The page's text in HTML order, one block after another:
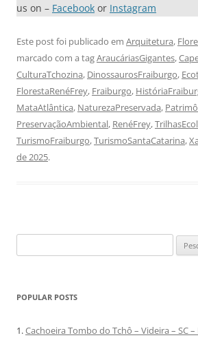
us on – Facebook or Instagram
Este post foi publicado em Arquitetura,
marcado com a tagAraucáriasGigantes,
CulturaTchozina, DinossaurosFraiburgo,
FlorestaRenéFrey, Fraiburgo,
MataAtlântica, NaturezaPreservada,
PreservaçãoAmbiental, RenéFrey,
TurismoFraiburgo,TurismoSantaCatarina,
de 2025.
por:
POPULAR POSTS
1.Cachoeira Tombo do Tchô – Videira – SC